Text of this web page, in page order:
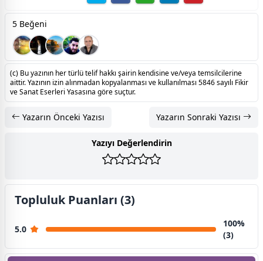
5 Beğeni
(c) Bu yazının her türlü telif hakkı şairin kendisine ve/veya temsilcilerine
aittir. Yazının izin alınmadan kopyalanması ve kullanılması 5846 sayılı Fikir
ve Sanat Eserleri Yasasına göre suçtur.
Yazarın Önceki Yazısı Yazarın Sonraki Yazısı
Yazıyı Değerlendirin
Topluluk Puanları (3)
5.0
100%
(3)